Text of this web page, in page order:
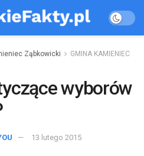
Ząbkowicki
GMINA KAMIENIEC
wyborów
13 lutego 2015